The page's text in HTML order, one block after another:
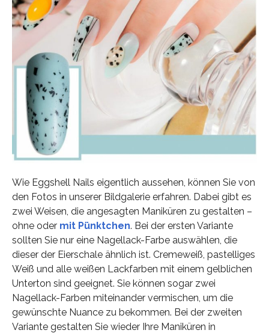
Wie Eggshell Nails eigentlich aussehen, können Sie von
den Fotos in unserer Bildgalerie erfahren. Dabei gibt es
zwei Weisen, die angesagten Maniküren zu gestalten –
ohne oder mit Pünktchen. Bei der ersten Variante
sollten Sie nur eine Nagellack-Farbe auswählen, die
dieser der Eierschale ähnlich ist. Cremeweiß, pastelliges
Weiß und alle weißen Lackfarben mit einem gelblichen
Unterton sind geeignet. Sie können sogar zwei
Nagellack-Farben miteinander vermischen, um die
gewünschte Nuance zu bekommen. Bei der zweiten
Variante gestalten Sie wieder Ihre Maniküren in